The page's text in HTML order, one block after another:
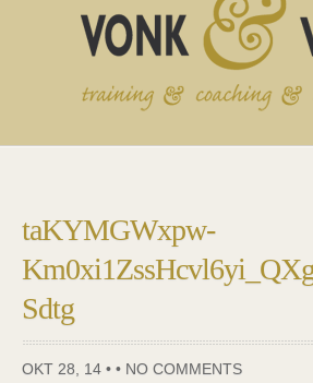
taKYMGWxpw-
Sdtg
OKT 28, 14 • • NO COMMENTS